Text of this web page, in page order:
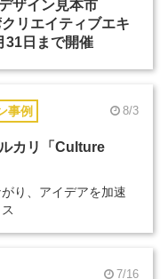
ザイン見本市
クリエイティブエキ
31日まで開催
事例 8/3
カリ「Culture
り、アイデアを加速
7/16